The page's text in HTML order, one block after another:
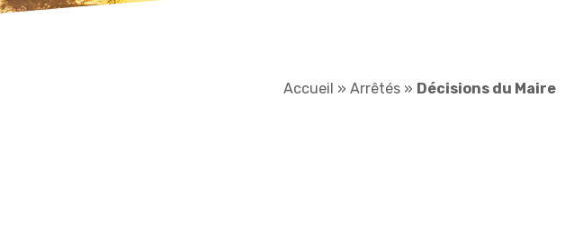
Accueil » Arrêtés » Décisions du Maire